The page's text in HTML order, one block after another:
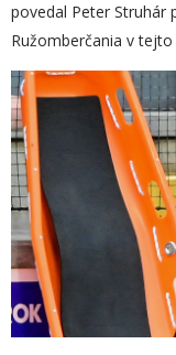
povedal Peter Struhár
Ružomberčania v